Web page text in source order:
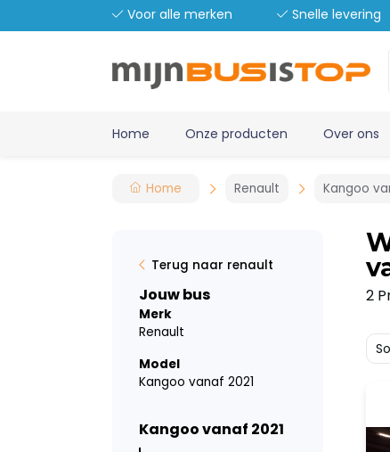
Voor alle merken Snelle levering
Home Onze producten Over ons
Home Renault Kangoo
Terug naar renault
Jouw bus
Merk
Renault
Model
Kangoo vanaf 2021
Kangoo vanaf 2021
2